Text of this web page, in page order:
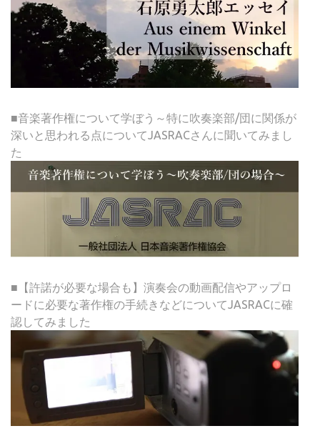
■音楽著作権について学ぼう～特に吹奏楽部/団に関係が
深いと思われる点についてJASRACさんに聞いてみまし
た
■【許諾が必要な場合も】演奏会の動画配信やアップロ
ードに必要な著作権の手続きなどについてJASRACに確
認してみました